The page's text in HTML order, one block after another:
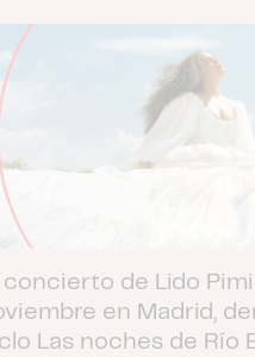
concierto de Lido
en Madrid,
Las noches de Río